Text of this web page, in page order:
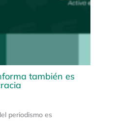
también es
periodismo es